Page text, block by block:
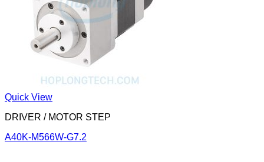
Quick View
DRIVER / MOTOR STEP
A40K-M566W-G7.2